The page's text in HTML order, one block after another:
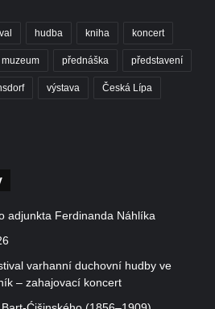
hudba kniha koncert
muzeum přednáška představení
výstava Česká Lípa
adjunkta Ferdinanda Náhlíka
varhanní duchovní hudby ve
– zahajovací koncert